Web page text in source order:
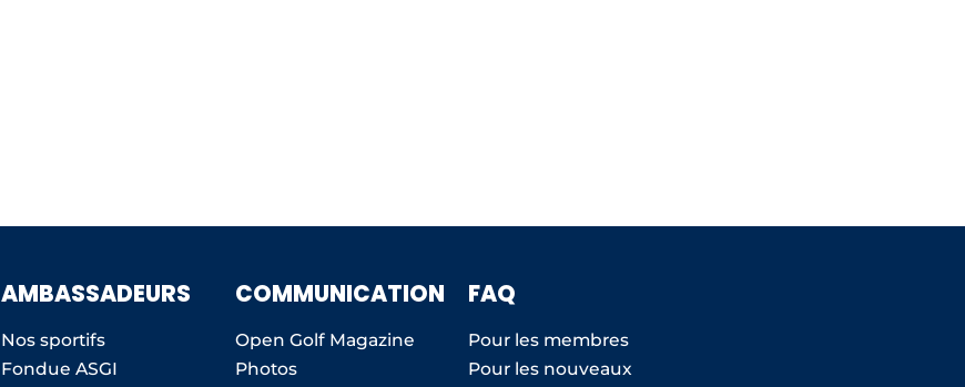
AMBASSADEURS
Nos sportifs
Fondue ASGI
COMMUNICATION
Open Golf Magazine
Photos
FAQ
Pour les membres
Pour les nouveaux